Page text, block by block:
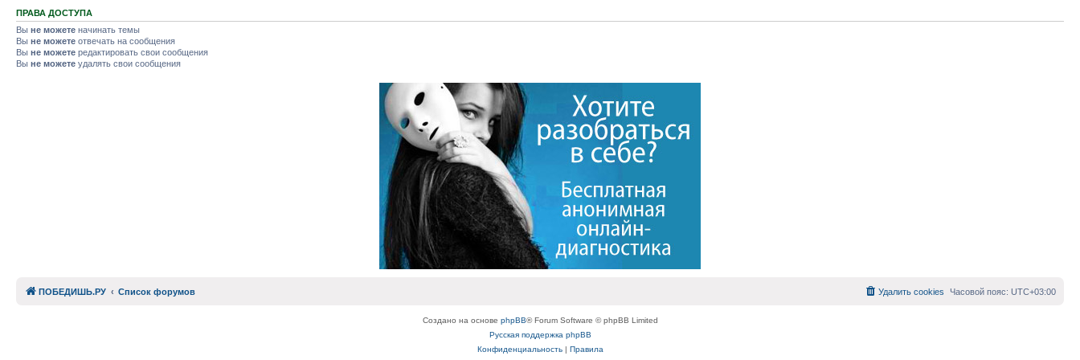
ПРАВА ДОСТУПА
Вы не можете начинать темы
Вы не можете отвечать на сообщения
Вы не можете редактировать свои сообщения
Вы не можете удалять свои сообщения
ПОБЕДИШЬ.РУ Список форумов Часовой пояс: UTC+03:00
Удалить cookies
Создано на основе phpBB® Forum Software © phpBB Limited
Русская поддержка phpBB
Конфиденциальность| Правила